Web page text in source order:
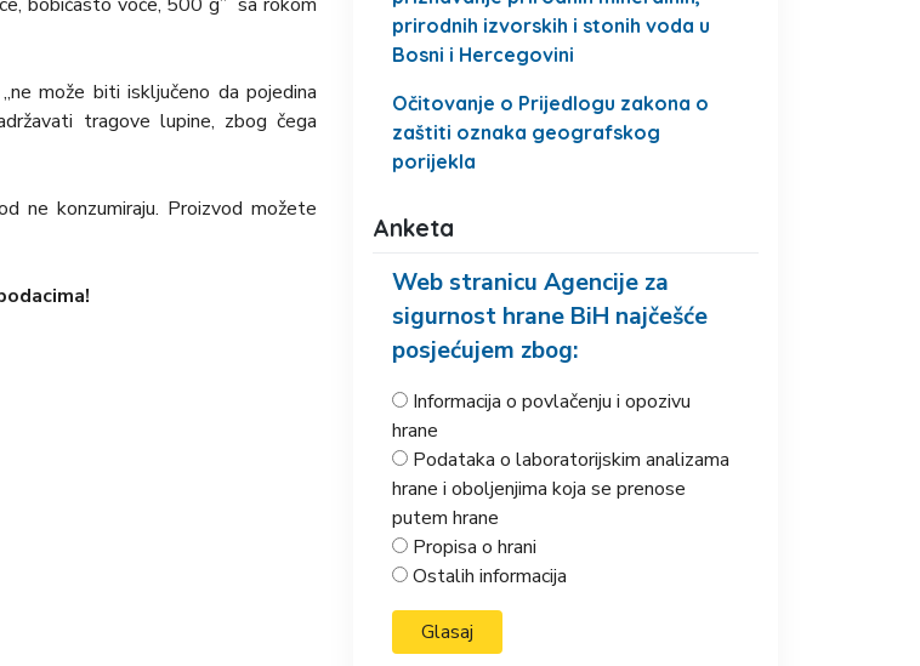
može biti isključeno da pojedina
tragove lupine, zbog čega
ne konzumiraju. Proizvod možete
prirodnih izvorskih i stonih voda u
Bosni i Hercegovini
Očitovanje o Prijedlogu zakona o
zaštiti oznaka geografskog
porijekla
Anketa
Web stranicu Agencije za
sigurnost hrane BiH najčešće
posjećujem zbog:
Informacija o povlačenju i opozivu
hrane
Podataka o laboratorijskim analizama
hrane i oboljenjima koja se prenose
putem hrane
Propisa o hrani
Ostalih informacija